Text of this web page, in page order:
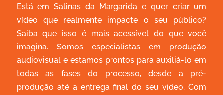
Está em Salinas da Margarida e quer criar um
vídeo que realmente impacte o seu público?
Saiba que isso é mais acessível do que você
imagina. Somos especialistas em produção
audiovisual e estamos prontos para auxiliá-lo em
todas as fases do processo, desde a pré-
produção até a entrega final do seu vídeo. Com